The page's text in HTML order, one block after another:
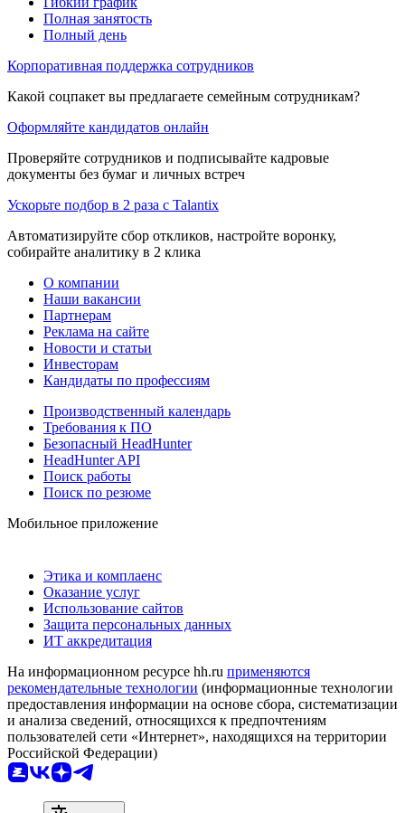
Полная занятость
Полный день
Корпоративная поддержка сотрудников
Какой соцпакет вы предлагаете семейным сотрудникам?
Оформляйте кандидатов онлайн
Проверяйте сотрудников и подписывайте кадровые
документы без бумаг и личных встреч
Ускорьте подбор в 2 раза с Talantix
Автоматизируйте сбор откликов, настройте воронку,
собирайте аналитику в 2 клика
О компании
Наши вакансии
Партнерам
Реклама на сайте
Новости и статьи
Инвесторам
Кандидаты по профессиям
Производственный календарь
Требования к ПО
Безопасный HeadHunter
HeadHunter API
Поиск работы
Поиск по резюме
Мобильное приложение
Этика и комплаенс
Оказание услуг
Использование сайтов
Защита персональных данных
ИТ аккредитация
На информационном ресурсе hh.ru применяются
рекомендательные технологии (информационные технологии
предоставления информации на основе сбора, систематизации
и анализа сведений, относящихся к предпочтениям
пользователей сети «Интернет», находящихся на территории
Российской Федерации)